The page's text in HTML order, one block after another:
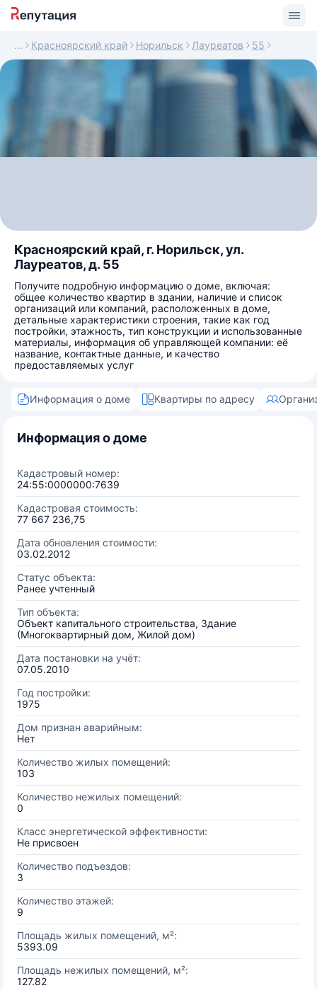
Красноярский край Норильск Лауреатов 55
Красноярский край, г. Норильск, ул.
Лауреатов, д. 55
Получите подробную информацию о доме, включая:
общее количество квартир в здании, наличие и список
организаций или компаний, расположенных в доме,
детальные характеристики строения, такие как год
постройки, этажность, тип конструкции и использованные
материалы, информация об управляющей компании: её
название, контактные данные, и качество
предоставляемых услуг
Информация о доме Квартиры по адресу
Информация о доме
Кадастровый номер:
24:55:0000000:7639
Кадастровая стоимость:
77 667 236,75
Дата обновления стоимости:
03.02.2012
Статус объекта:
Ранее учтенный
Тип объекта:
Объект капитального строительства, Здание
(Многоквартирный дом, Жилой дом)
Дата постановки на учёт:
07.05.2010
Год постройки:
1975
Дом признан аварийным:
Нет
Количество жилых помещений:
103
Количество нежилых помещений:
0
Класс энергетической эффективности:
Не присвоен
Количество подъездов:
3
Количество этажей:
9
Площадь жилых помещений, м²:
5393.09
Площадь нежилых помещений, м²:
127.82